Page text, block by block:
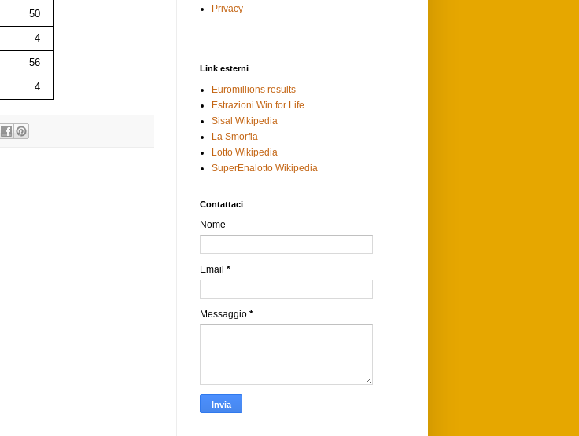
50
4
56
4
Privacy
Link esterni
Euromillions results
Estrazioni Win for Life
Sisal Wikipedia
La Smorfia
Lotto Wikipedia
SuperEnalotto Wikipedia
Contattaci
Nome
Email *
Messaggio *